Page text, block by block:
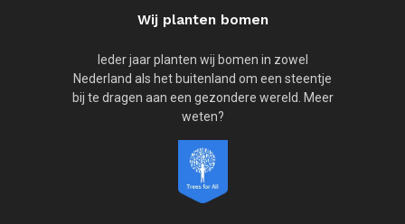
Wij planten bomen
Ieder jaar planten wij bomen in zowel
Nederland als het buitenland om een steentje
bij te dragen aan een gezondere wereld. Meer
weten?